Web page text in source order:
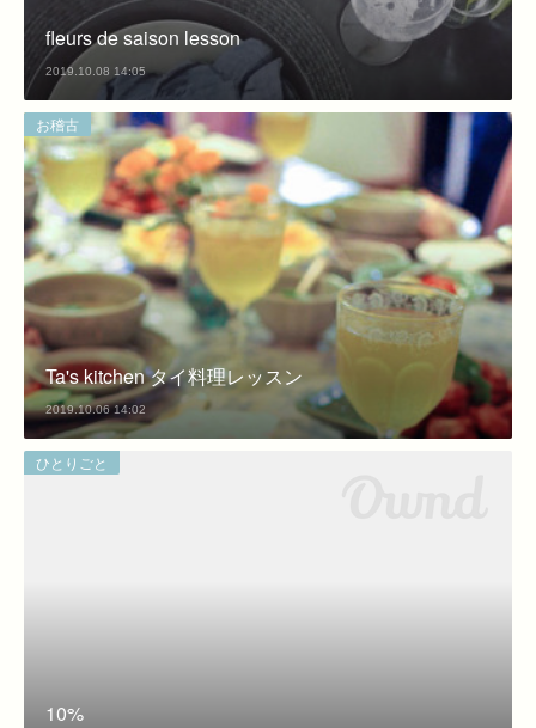
fleurs de saison lesson
2019.10.08 14:05
お稽古
Ta's kitchen タイ料理レッスン
2019.10.06 14:02
ひとりごと
10%